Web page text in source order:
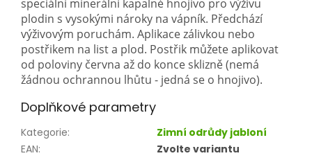
speciální minerální kapalné hnojivo pro výživu
plodin s vysokými nároky na vápník. Předchází
výživovým poruchám. Aplikace zálivkou nebo
postřikem na list a plod. Postřik můžete aplikovat
od poloviny června až do konce sklizně (nemá
žádnou ochrannou lhůtu - jedná se o hnojivo).
Doplňkové parametry
Kategorie:
Zimní odrůdy jabloní
EAN:
Zvolte variantu